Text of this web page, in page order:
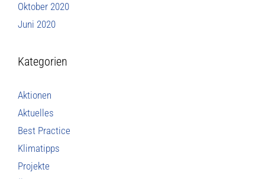
Oktober 2020
Juni 2020
Kategorien
Aktionen
Aktuelles
Best Practice
Klimatipps
Projekte